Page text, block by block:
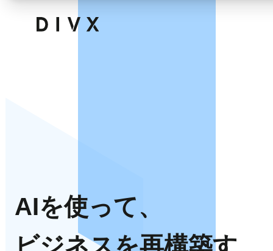
AIを使って、
ビジネスを再構築す